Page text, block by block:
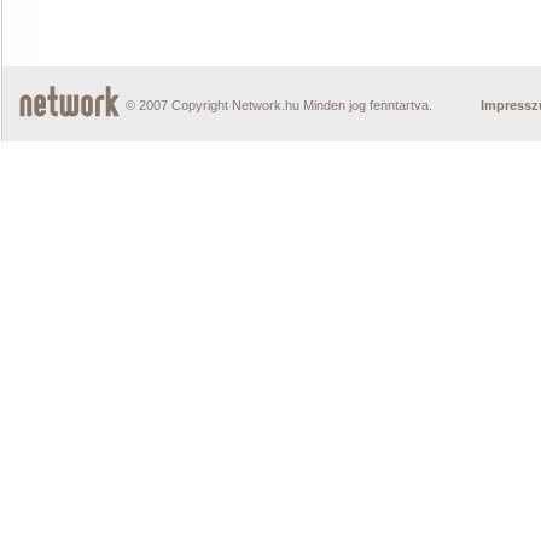
© 2007 Copyright Network.hu Minden jog fenntartva.